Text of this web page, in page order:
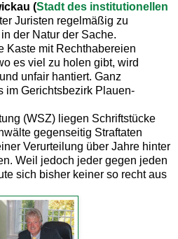
(Stadt des institutionellen
Juristen regelmäßig zu
der Natur der Sache.
Kaste mit Rechthabereien
es viel zu holen gibt, wird
unfair hantiert. Ganz
im Gerichtsbezirk Plauen-
(WSZ) liegen Schriftstücke
gegenseitig Straftaten
Verurteilung über Jahre hinter
Weil jedoch jeder gegen jeden
sich bisher keiner so recht aus